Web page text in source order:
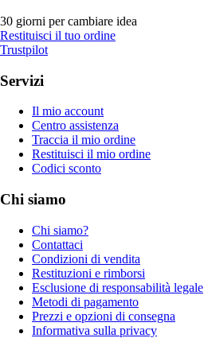
30 giorni per cambiare idea
Restituisci il tuo ordine
Trustpilot
Servizi
Il mio account
Centro assistenza
Traccia il mio ordine
Restituisci il mio ordine
Codici sconto
Chi siamo
Chi siamo?
Contattaci
Condizioni di vendita
Restituzioni e rimborsi
Esclusione di responsabilità legale
Metodi di pagamento
Prezzi e opzioni di consegna
Informativa sulla privacy